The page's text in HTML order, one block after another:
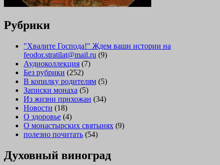
Рубрики
"Хвалите Господа!" Ждем ваши истории на
feodor.stratilat@mail.ru (9)
Аудиоколлекция (7)
Без рубрики (252)
В копилку родителям (5)
Записки монаха (5)
Из жизни прихожан (34)
Новости (18)
О здоровье (4)
О монастырских святынях (9)
полезно почитать (54)
Духовный виноград